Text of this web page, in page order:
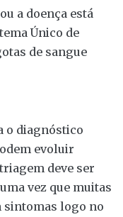
a doença está
Único de
de sangue
o diagnóstico
evoluir
deve ser
vez que muitas
sintomas logo no